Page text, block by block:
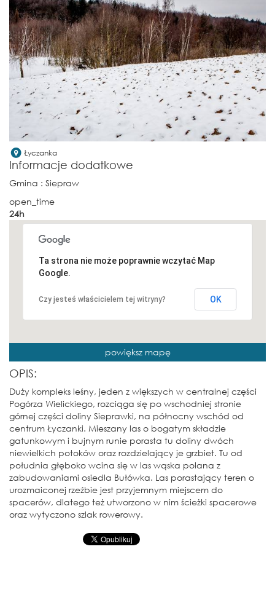
Łyczanka
Informacje dodatkowe
Gmina : Siepraw
open_time
24h
Ta strona nie może poprawnie wczytać Map
Google.
Czy jesteś właścicielem tej witryny? OK
powiększ mapę
OPIS:
Duży kompleks leśny, jeden z większych w centralnej części
Pogórza Wielickiego, rozciąga się po wschodniej stronie
górnej części doliny Sieprawki, na północny wschód od
centrum Łyczanki. Mieszany las o bogatym składzie
gatunkowym i bujnym runie porasta tu doliny dwóch
niewielkich potoków oraz rozdzielający je grzbiet. Tu od
południa głęboko wcina się w las wąska polana z
zabudowaniami osiedla Bułówka. Las porastający teren o
urozmaiconej rzeźbie jest przyjemnym miejscem do
spacerów, dlatego też utworzono w nim ścieżki spacerowe
oraz wytyczono szlak rowerowy.